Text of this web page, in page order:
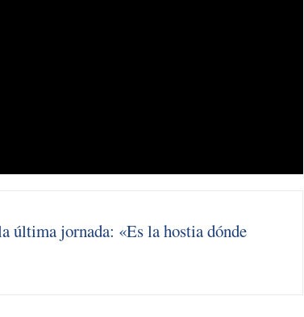
última jornada: «Es la hostia dónde